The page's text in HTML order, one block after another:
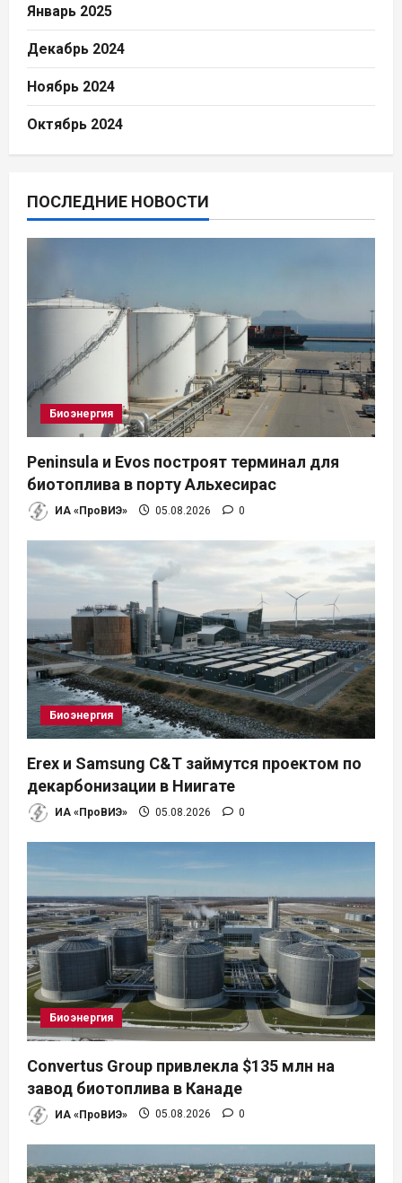
Январь 2025
Декабрь 2024
Ноябрь 2024
Октябрь 2024
ПОСЛЕДНИЕ НОВОСТИ
Биоэнергия
Peninsula и Evos построят терминал для
биотоплива в порту Альхесирас
ИА «ПроВИЭ» 05.08.2026 0
Биоэнергия
Erex и Samsung C&T займутся проектом по
декарбонизации в Ниигате
ИА «ПроВИЭ» 05.08.2026 0
Биоэнергия
Convertus Group привлекла $135 млн на
завод биотоплива в Канаде
ИА «ПроВИЭ» 05.08.2026 0